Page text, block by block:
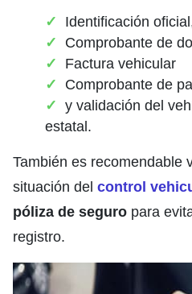
Identificación
Comprobante de
Factura vehicular
Comprobante de
y validación del
estatal.
También es recomendable
situación del control
póliza de seguro para
registro.